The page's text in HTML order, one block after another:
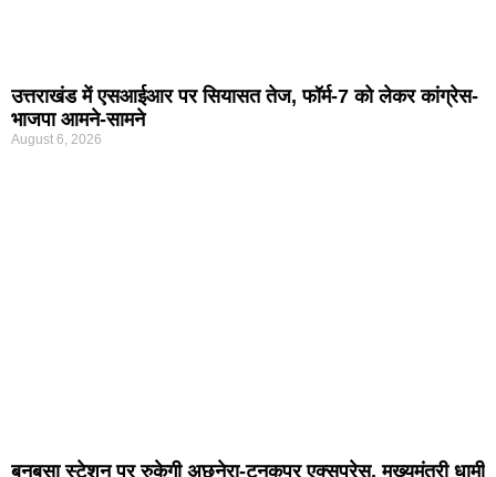
उत्तराखंड में एसआईआर पर सियासत तेज, फॉर्म-7 को लेकर कांग्रेस-
भाजपा आमने-सामने
August 6, 2026
बनबसा स्टेशन पर रुकेगी अछनेरा-टनकपुर एक्सप्रेस, मुख्यमंत्री धामी